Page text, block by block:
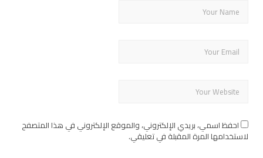
احفظ اسمي، بريدي الإلكتروني، والموقع الإلكتروني في هذا المتصفح
لاستخدامها المرة المقبلة في تعليقي.